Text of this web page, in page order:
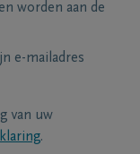
worden aan de
e-mailadres
van uw
.